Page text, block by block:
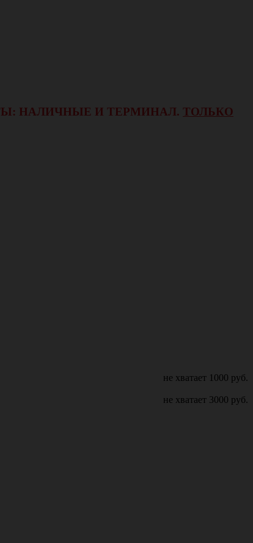
НАЛИЧНЫЕ И ТЕРМИНАЛ. ТОЛЬКО
не хватает 1000 руб.
не хватает 3000 руб.